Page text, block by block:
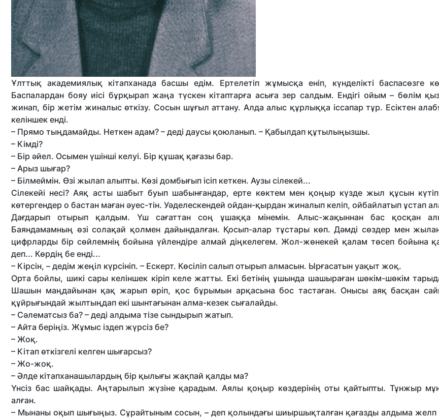
Ұлттық академиялық кітапханада басшы едім. Ертелетіп жұмысқа еніп, күнделікті баспасөзге
Баспалардан бояу иісі бұрқырап жаңа түскен кітаптарға асыға зер салдым. Ендігі ойым – бөлім
жинап, бір жетім жиналыс өткізу. Сосын шұғыл аттану. Алда алыс құрлыққа іссапар тұр. Есіктен
келіншек енді.
– Прямо тыңдамайды. Неткен адам? – деді даусы қоюланып. – Қабылдап құтылыңызшы.
– Кімді?
– Бір әйел. Осымен үшінші келуі. Бір құшақ қағазы бар.
– Арыз шығар?
– Білмеймін. Өзі жылап алыпты. Көзі домбығып ісіп кеткен. Аузы сілекей...
Сілекейі несі? Аяқ асты шабыт буып шабынғандар, ерте көктем мен қоңыр күзде жыл құсын
көтергендер о бастан маған әуес-тін. Уәделескендей ойдан-қырдан жиналып келіп, ойбайлатып ұстап
Дағдарып отырып қалдым. Үш сағаттан соң ұшаққа мінемін. Алыс-жақыннан бас қосқан
Баяндамамның өзі солақай қолмен дайындалған. Қосып-алар тұстары көп. Дәмді сөздер мен
цифрларды бір сөйлемнің бойына үйлендіре алмай діңкелегем. Жол-жөнекей қалам төсеп бойына
деп... Көрдің бе енді...
– Кірсін, – дедім жеңіл күрсініп. – Ескерт. Көсіліп салып отырып алмасын. Ырғасатын уақыт жоқ.
Орта бойлы, шикі сары келіншек кіріп келе жатты. Екі бетінің ұшында шашыраған шөкім-шөкім
Шашын маңдайынан қақ жарып өріп, қос бұрымын арқасына бос тастаған. Онысы аяқ басқан
құйрығындай жылтыңдап екі шынтағынан алма-кезек сығалайды.
– Сәлематсыз ба? – деді алдыма тізе сындырып жатып.
– Айта беріңіз. Жұмыс іздеп жүрсіз бе?
– Жоқ.
– Кітап өткізгелі келген шығарсыз?
– Жо-жоқ.
– Әлде кітапханашылардың бір қылығы жақпай қалды ма?
Үнсіз бас шайқады. Аңтарылып жүзіне қарадым. Аялы қоңыр көздерінің оты қайтыпты. Тұнжыр
алған.
– Мынаны оқып шығыңыз. Сұрайтыным сосын, – деп қолындағы шиыршықталған қағазды алдыма желп